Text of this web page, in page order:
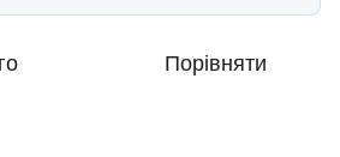
Порівняти